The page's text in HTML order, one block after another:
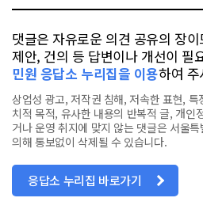
댓글은 자유로운 의견 공유의 장
제안, 건의 등 답변이나 개선이 필
민원 응답소 누리집을 이용하여
상업성 광고, 저작권 침해, 저속한 표현,
치적 목적, 유사한 내용의 반복적 글, 개인
거나 운영 취지에 맞지 않는 댓글은 서울
의해 통보없이 삭제될 수 있습니다.
응답소 누리집 바로가기